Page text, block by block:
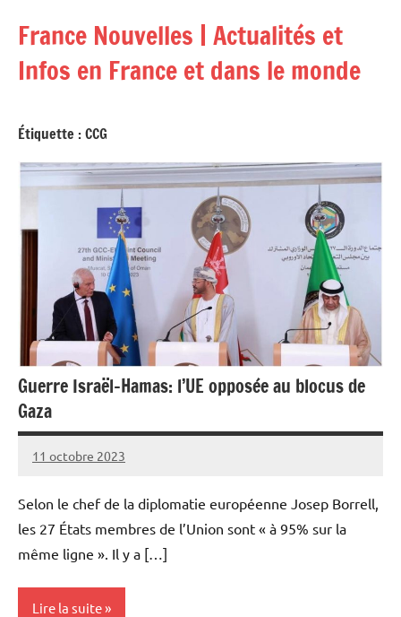
contenu
France Nouvelles | Actualités et
Infos en France et dans le monde
Étiquette :CCG
Guerre Israël-Hamas: l’UE opposée au blocus de
Gaza
11 octobre 2023
Admins
Selon le chef de la diplomatie européenne Josep Borrell,
les 27 États membres de l’Union sont « à 95% sur la
même ligne ». Il y a […]
Lire la suite